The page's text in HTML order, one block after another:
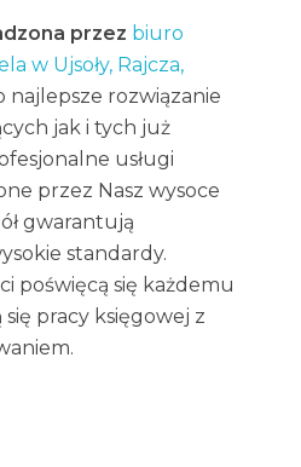
przez biuro
w Ujsoły, Rajcza,
najlepsze rozwiązanie
jak i tych już
usługi
przez Nasz wysoce
gwarantują
standardy.
poświęcą się każdemu
pracy księgowej z